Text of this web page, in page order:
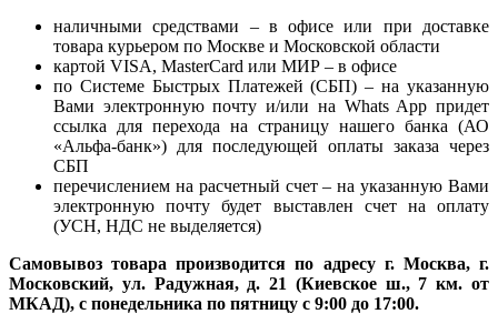
наличными средствами – в офисе или при доставке
товара курьером по Москве и Московской области
картой VISA, MasterCard или МИР – в офисе
по Системе Быстрых Платежей (СБП) – на указанную
Вами электронную почту и/или на Whats App придет
ссылка для перехода на страницу нашего банка (АО
«Альфа-банк») для последующей оплаты заказа через
СБП
перечислением на расчетный счет – на указанную Вами
электронную почту будет выставлен счет на оплату
(УСН, НДС не выделяется)
Самовывоз товара производится по адресу г. Москва, г.
Московский, ул. Радужная, д. 21 (Киевское ш., 7 км. от
МКАД), с понедельника по пятницу с 9:00 до 17:00.